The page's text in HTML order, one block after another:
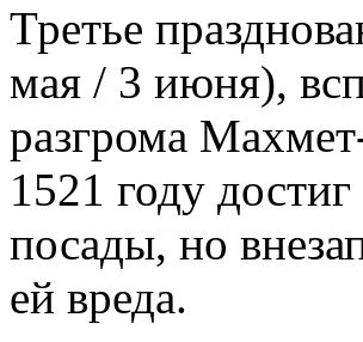
Третье
мая / 3 июня),
разгрома
1521 году
посады, но
ей вреда.